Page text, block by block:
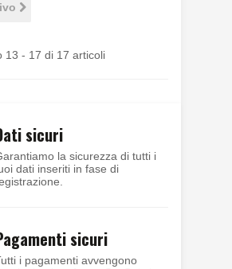
13 - 17 di 17 articoli
sicuri
la sicurezza di tutti i
dati inseriti in fase di
sicuri
i pagamenti avvengono